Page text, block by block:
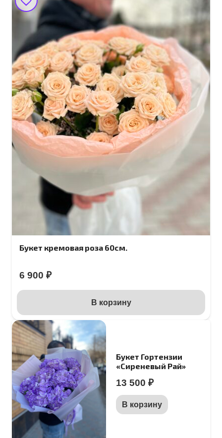
Букет кремовая роза 60см.
6 900 ₽
В корзину
Букет Гортензии
«Сиреневый Рай»
13 500 ₽
В корзину